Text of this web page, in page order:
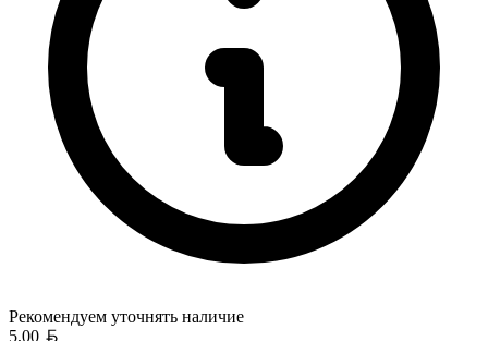
Рекомендуем уточнять наличие
5,00